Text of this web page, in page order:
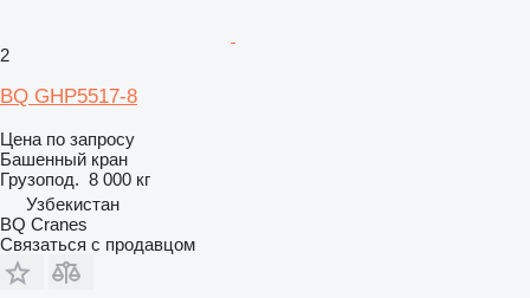
2
BQ GHP5517-8
Цена по запросу
Башенный кран
Грузопод. 8 000 кг
Узбекистан
BQ Cranes
Связаться с продавцом